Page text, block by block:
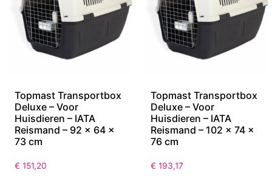
Topmast Transportbox
Deluxe – Voor
Huisdieren – IATA
Reismand – 92 x 64 x
73 cm
€ 151,20
Topmast Transportbox
Deluxe – Voor
Huisdieren – IATA
Reismand – 102 x 74 x
76 cm
€ 193,17